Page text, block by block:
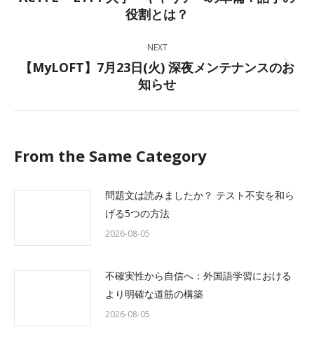
Previous
post:
役割とは？
NEXT
Next
post:
【MyLOFT】7月23日(火) 深夜メンテナンスのお
知らせ
From the Same Category
問題文は読みましたか？ テスト不安を和ら
げる5つの方法
2026-08-05
不確実性から自信へ：外国語学習における
より明確な道筋の構築
2026-08-05